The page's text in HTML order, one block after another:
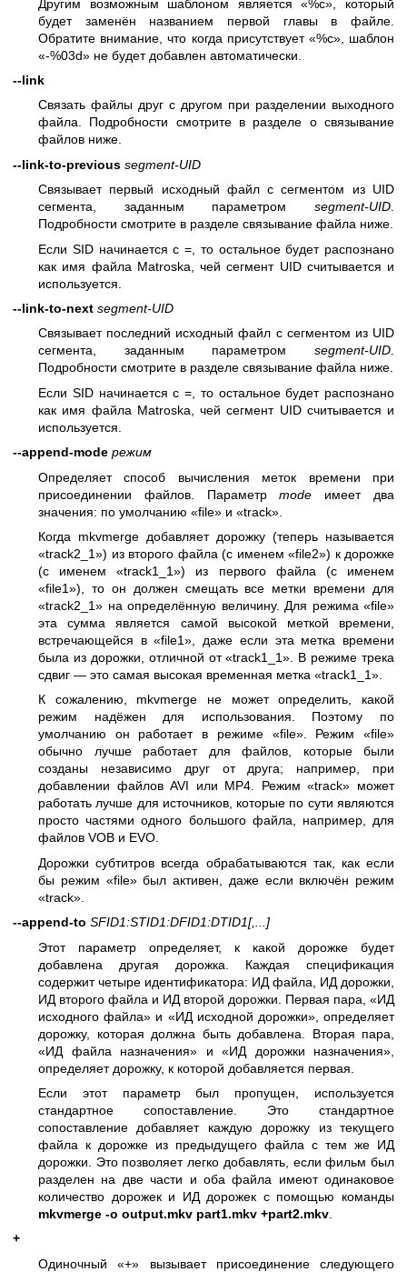
Другим возможным шаблоном является «%c», который
будет заменён названием первой главы в файле.
Обратите внимание, что когда присутствует «%c», шаблон
«-%03d» не будет добавлен автоматически.
--link
Связать файлы друг с другом при разделении выходного
файла. Подробности смотрите в разделе о связывание
файлов ниже.
--link-to-previous segment-UID
Связывает первый исходный файл с сегментом из UID
сегмента, заданным параметром segment-UID.
Подробности смотрите в разделе связывание файла ниже.
Если SID начинается с =, то остальное будет распознано
как имя файла Matroska, чей сегмент UID считывается и
используется.
--link-to-next segment-UID
Связывает последний исходный файл с сегментом из UID
сегмента, заданным параметром segment-UID.
Подробности смотрите в разделе связывание файла ниже.
Если SID начинается с =, то остальное будет распознано
как имя файла Matroska, чей сегмент UID считывается и
используется.
--append-mode режим
Определяет способ вычисления меток времени при
присоединении файлов. Параметрmode имеет два
значения: по умолчанию «file» и «track».
Когда mkvmerge добавляет дорожку (теперь называется
«track2_1») из второго файла (с именем «file2») к дорожке
(с именем «track1_1») из первого файла (с именем
«file1»), то он должен смещать все метки времени для
«track2_1» на определённую величину. Для режима «file»
эта сумма является самой высокой меткой времени,
встречающейся в «file1», даже если эта метка времени
была из дорожки, отличной от «track1_1». В режиме трека
сдвиг — это самая высокая временная метка «track1_1».
К сожалению, mkvmerge не может определить, какой
режим надёжен для использования. Поэтому по
умолчанию он работает в режиме «file». Режим «file»
обычно лучше работает для файлов, которые были
созданы независимо друг от друга; например, при
добавлении файлов AVI или MP4. Режим «track» может
работать лучше для источников, которые по сути являются
просто частями одного большого файла, например, для
файлов VOB и EVO.
Дорожки субтитров всегда обрабатываются так, как если
бы режим «file» был активен, даже если включён режим
«track».
--append-to SFID1:STID1:DFID1:DTID1[,...]
Этот параметр определяет, к какой дорожке будет
добавлена другая дорожка. Каждая спецификация
содержит четыре идентификатора: ИД файла, ИД дорожки,
ИД второго файла и ИД второй дорожки. Первая пара, «ИД
исходного файла» и «ИД исходной дорожки», определяет
дорожку, которая должна быть добавлена. Вторая пара,
«ИД файла назначения» и «ИД дорожки назначения»,
определяет дорожку, к которой добавляется первая.
Если этот параметр был пропущен, используется
стандартное сопоставление. Это стандартное
сопоставление добавляет каждую дорожку из текущего
файла к дорожке из предыдущего файла с тем же ИД
дорожки. Это позволяет легко добавлять, если фильм был
разделен на две части и оба файла имеют одинаковое
количество дорожек и ИД дорожек с помощью команды
mkvmerge -o output.mkv part1.mkv +part2.mkv
+
Одиночный «+» вызывает присоединение следующего